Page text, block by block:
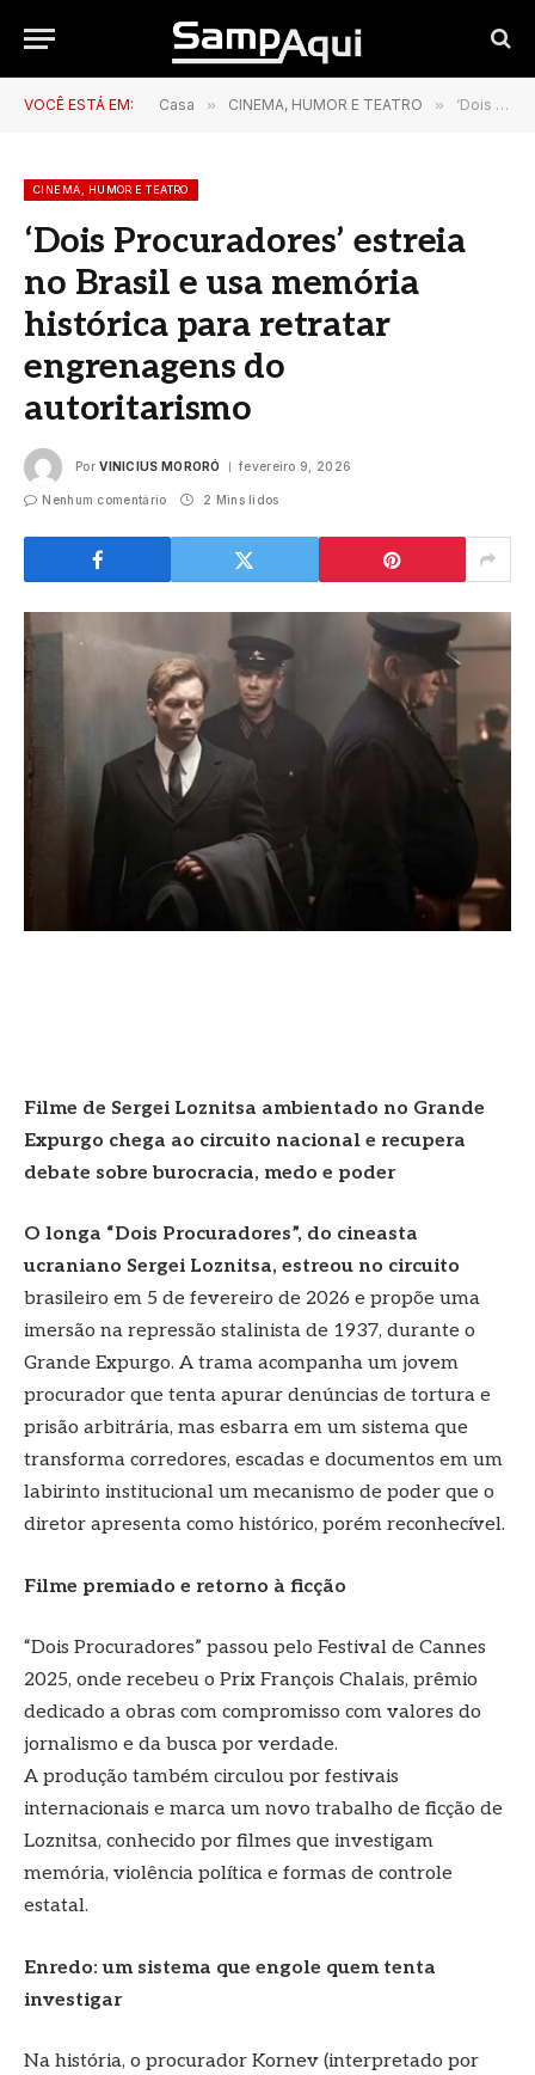
VOCÊ ESTÁ EM: Casa » CINEMA, HUMOR E TEATRO » ‘Dois Procuradores’ estreia no Brasil e usa memória histórica para retratar engrenagens do autoritarismo
CINEMA, HUMOR E TEATRO
‘Dois Procuradores’ estreia
no Brasil e usa memória
histórica para retratar
engrenagens do
autoritarismo
Por VINICIUS MORORÓ fevereiro 9, 2026
Nenhum comentário 2 Mins lidos
Filme de Sergei Loznitsa ambientado no Grande
Expurgo chega ao circuito nacional e recupera
debate sobre burocracia, medo e poder
O longa “Dois Procuradores”, do cineasta
ucraniano Sergei Loznitsa, estreou no circuito
brasileiro em 5 de fevereiro de 2026 e propõe uma
imersão na repressão stalinista de 1937, durante o
Grande Expurgo. A trama acompanha um jovem
procurador que tenta apurar denúncias de tortura e
prisão arbitrária, mas esbarra em um sistema que
transforma corredores, escadas e documentos em um
labirinto institucional um mecanismo de poder que o
diretor apresenta como histórico, porém reconhecível.
Filme premiado e retorno à ficção
“Dois Procuradores” passou pelo Festival de Cannes
2025, onde recebeu o Prix François Chalais, prêmio
dedicado a obras com compromisso com valores do
jornalismo e da busca por verdade.
A produção também circulou por festivais
internacionais e marca um novo trabalho de ficção de
Loznitsa, conhecido por filmes que investigam
memória, violência política e formas de controle
estatal.
Enredo: um sistema que engole quem tenta
investigar
Na história, o procurador Kornev (interpretado por